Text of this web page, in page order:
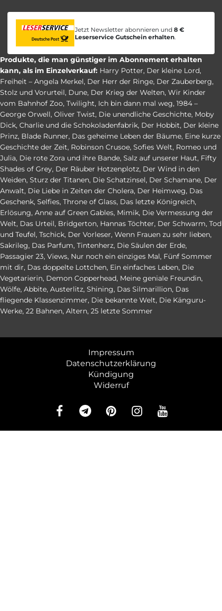
Jetzt Newsletter abonnieren und 8 €
Leserservice Gutschein erhalten.
Produkte, die man günstiger im Abonnement erhalten
kann, als im Einzelverkauf: Harry Potter, Der kleine Lord,
Freiheit – Angela Merkel, Der Herr der Ringe, Der Zauberberg,
Stolz und Vorurteil, Dune, Der Krieg der Welten, Wir Kinder
vom Bahnhof Zoo, Twilight, Ich bin dann mal weg, 1984 –
George Orwell, Oliver Twist, Die unendliche Geschichte, Moby
Dick, Charlie und die Schokoladenfabrik, Der Hobbit, Der kleine
Prinz, Blade Runner, Das geheime Leben der Bäume, Eine kurze
Geschichte der Zeit, Robinson Crusoe, Sofies Welt, Romeo und
Julia, Die rote Zora und ihre Bande, Salz auf unserer Haut, Fifty
Shades of Grey, Der Räuber Hotzenplotz, Der Wind in den
Weiden, Sturz der Titanen, Die Schatzinsel, Der Schamane, Der
Anwalt, Die Liebe in Zeiten der Cholera, Der Heimweg, Das
Geschenk, Selfies, Throne of Glass, Das letzte Königreich,
Erlösung, Anne auf Green Gables, Mimik, Die Vermessung der
Welt, Das Urteil, Bridgerton, Hannas Töchter, Der Schwarm, Tod
und Teufel, Tschick, Der Vorleser, Wenn Frauen zu sehr lieben,
Sakrileg, Das Parfum, Tintenherz, Die Säulen der Erde,
Passagier 23, Views, Nur noch ein einziges Mal, Fünf Sommer
mit dir, Das doppelte Lottchen, Ein einfaches Leben, Die
Vegetarierin, Demon Copperhead, Meine geniale Freundin,
Wölfe, Abbite, Austerlitz, Shining, Das Silmarillion, Das
fliegende Klassenzimmer, Die bekannte Welt, Die Känguru-
Werke, 22 Bahnen, Altern, 25 letzte Sommer
Impressum
Datenschutzerklärung
Kündigung
Widerruf